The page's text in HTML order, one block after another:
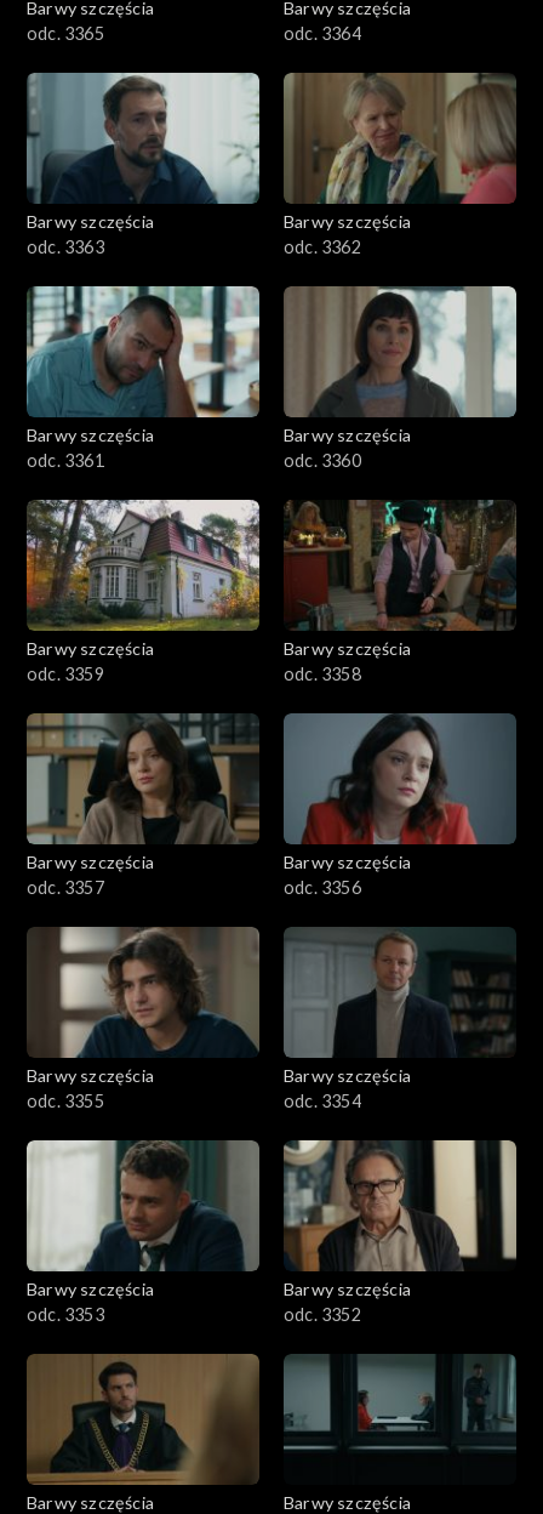
Barwy szczęścia
odc. 3365
Barwy szczęścia
odc. 3364
Barwy szczęścia
odc. 3363
Barwy szczęścia
odc. 3362
Barwy szczęścia
odc. 3361
Barwy szczęścia
odc. 3360
Barwy szczęścia
odc. 3359
Barwy szczęścia
odc. 3358
Barwy szczęścia
odc. 3357
Barwy szczęścia
odc. 3356
Barwy szczęścia
odc. 3355
Barwy szczęścia
odc. 3354
Barwy szczęścia
odc. 3353
Barwy szczęścia
odc. 3352
Barwy szczęścia
Barwy szczęścia